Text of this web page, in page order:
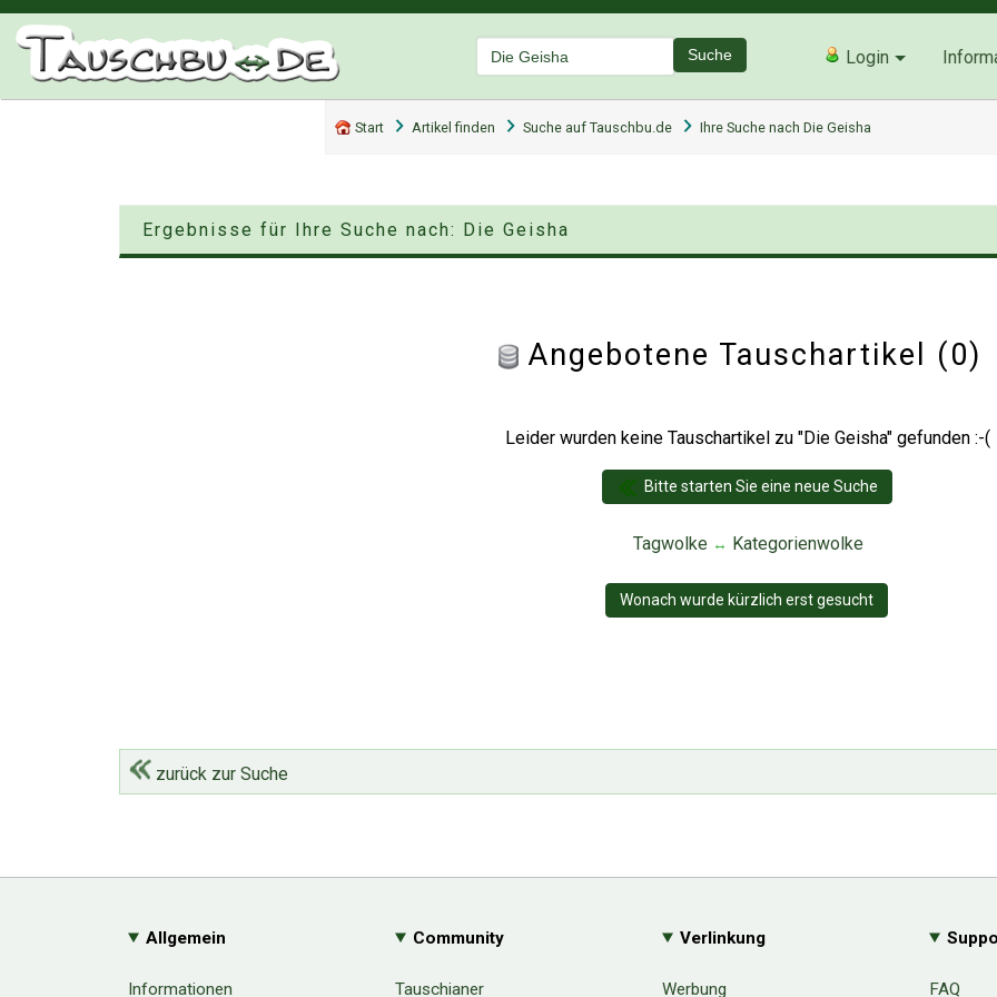
Suche Login
Start Artikel finden Suche auf Tauschbu.de Ihre Suche nach Die Geisha
Ergebnisse für Ihre Suche nach: Die Geisha
Angebotene Tauschartikel
Leider wurden keine Tauschartikel zu "Die Geisha" gefunden :-(
Bitte starten Sie eine neue Suche
Tagwolke ↔ Kategorienwolke
Wonach wurde kürzlich erst gesucht
zurück zur Suche
Allgemein
Informationen
Community
Tauschianer
Verlinkung
Werbung FAQ